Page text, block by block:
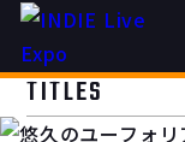
TITLES